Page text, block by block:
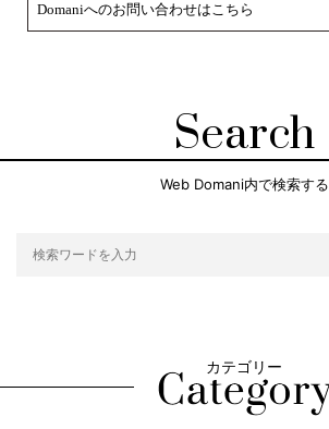
Domaniへのお問い合わせはこちら
Search
Web Domani内で検索する
カテゴリー